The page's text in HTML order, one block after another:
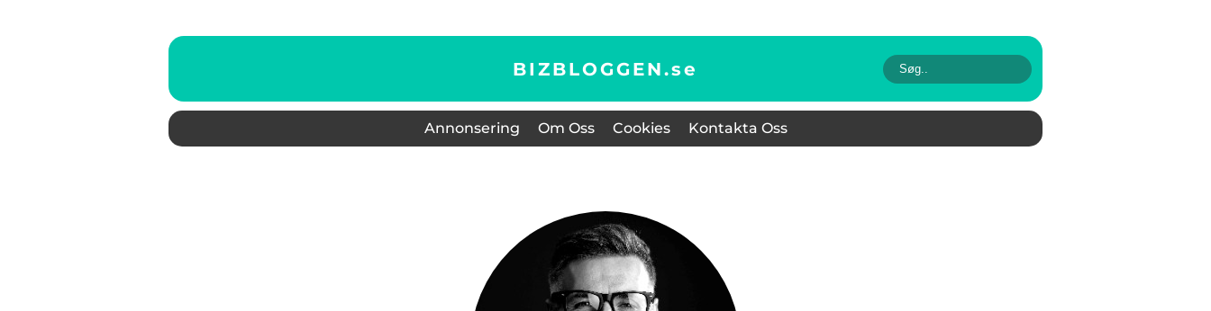
BIZBLOGGEN.se
Annonsering Om Oss Cookies Kontakta Oss